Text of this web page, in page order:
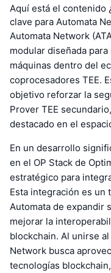
Aquí está el contenido
clave para Automata
Automata Network
modular diseñada
máquinas dentro del
coprocesadores TEE.
objetivo reforzar la
Prover TEE
destacado en el
En un desarrollo
en el OP Stack de
estratégico para
Esta integración es un
Automata de expandir
mejorar la
blockchain. Al unirse
Network busca
tecnologías